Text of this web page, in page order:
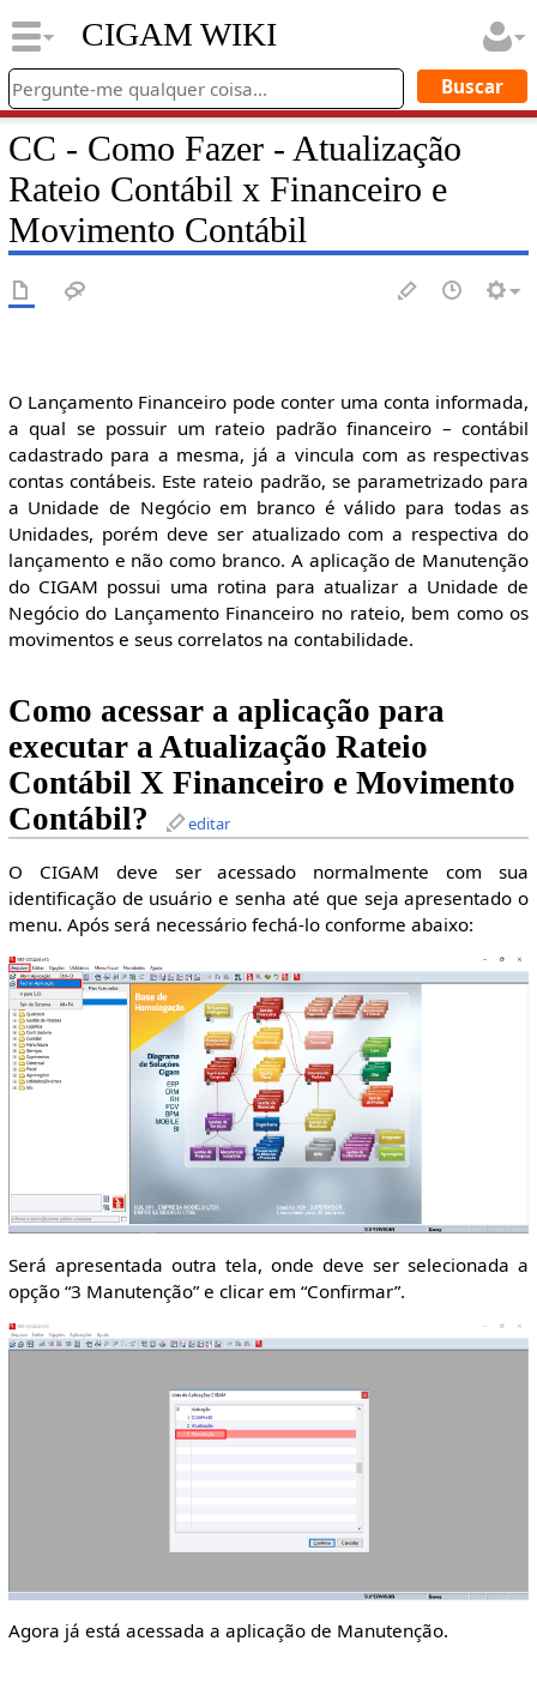
CIGAM WIKI
CC - Como Fazer - Atualização
Rateio Contábil x Financeiro e
Movimento Contábil
O Lançamento Financeiro pode conter uma conta informada,
a qual se possuir um rateio padrão financeiro – contábil
cadastrado para a mesma, já a vincula com as respectivas
contas contábeis. Este rateio padrão, se parametrizado para
a Unidade de Negócio em branco é válido para todas as
Unidades, porém deve ser atualizado com a respectiva do
lançamento e não como branco. A aplicação de Manutenção
do CIGAM possui uma rotina para atualizar a Unidade de
Negócio do Lançamento Financeiro no rateio, bem como os
movimentos e seus correlatos na contabilidade.
Como acessar a aplicação para
executar a Atualização Rateio
Contábil X Financeiro e Movimento
Contábil?
editar
O CIGAM deve ser acessado normalmente com sua
identificação de usuário e senha até que seja apresentado o
menu. Após será necessário fechá-lo conforme abaixo:
Será apresentada outra tela, onde deve ser selecionada a
opção “3 Manutenção” e clicar em “Confirmar”.
Agora já está acessada a aplicação de Manutenção.